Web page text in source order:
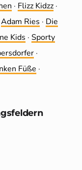
· Flizz Kidzz ·
Adam Ries · Die
Kids · Sporty
·
Füße ·